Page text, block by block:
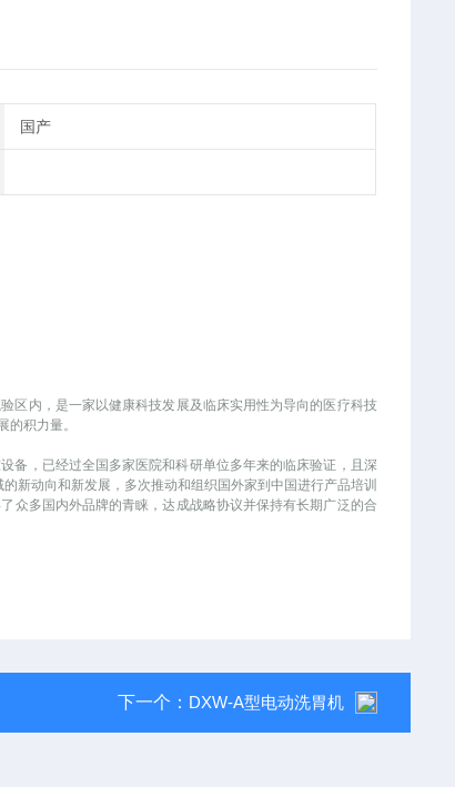
国产
验区内，是一家以健康科技发展及临床实用性为导向的医疗科技
力量。
备，已经过全国多家医院和科研单位多年来的临床验证，且深
新动向和新发展，多次推动和组织国外家到中国进行产品培训
了众多国内外品牌的青睐，达成战略协议并保持有长期广泛的合
下一个： DXW-A型电动洗胃机